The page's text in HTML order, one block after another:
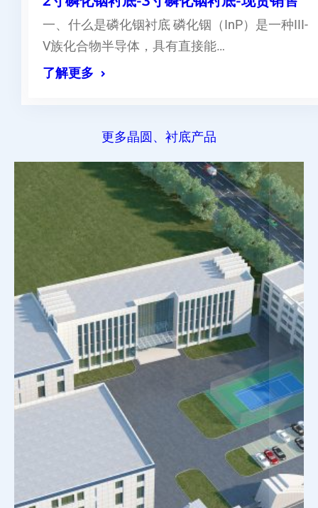
一、什么是磷化铟衬底 磷化铟（InP）是一种III-
V族化合物半导体，具有直接能…
了解更多
更多晶圆、衬底产品